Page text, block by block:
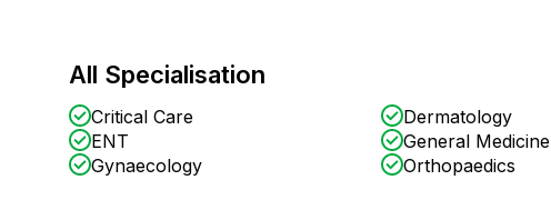
All Specialisation
Critical Care Dermatology
ENT
General Medicine
Gynaecology
Orthopaedics